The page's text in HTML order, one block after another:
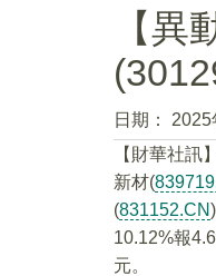
【
日期：
2025
【財華社訊
新材(
(831152.CN
10.12%報
元。